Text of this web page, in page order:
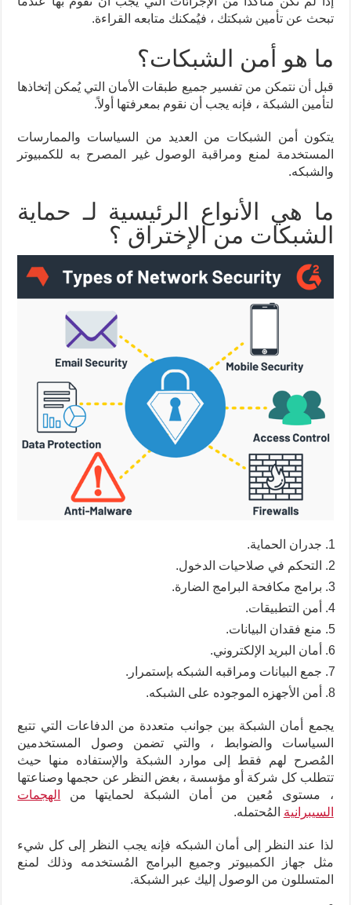
تبحث عن تأمين شبكتك ، فيُمكنك متابعه القراءة.
ما هو أمن الشبكات؟
قبل أن نتمكن من تفسير جميع طبقات الأمان التي يُمكن إتخاذها
لتأمين الشبكة ، فإنه يجب أن نقوم بمعرفتها أولاً.
يتكون أمن الشبكات من العديد من السياسات والممارسات
المستخدمة لمنع ومراقبة الوصول غير المصرح به للكمبيوتر
والشبكه.
ما هي الأنواع الرئيسية لـ حماية
الشبكات من الإختراق ؟
جدران الحماية.
التحكم في صلاحيات الدخول.
برامج مكافحة البرامج الضارة.
أمن التطبيقات.
منع فقدان البيانات.
أمان البريد الإلكتروني.
جمع البيانات ومراقبه الشبكه بإستمرار.
أمن الأجهزه الموجوده على الشبكه.
يجمع أمان الشبكة بين جوانب متعددة من الدفاعات التي تتبع
السياسات والضوابط ، والتي تضمن وصول المستخدمين
المُصرح لهم فقط إلى موارد الشبكة والإستفاده منها حيث
تتطلب كل شركة أو مؤسسة ، بغض النظر عن حجمها وصناعتها
، مستوى مُعين من أمان الشبكة لحمايتها من
الهجمات
السيبرانيةالمُحتمله.
لذا عند النظر إلى أمان الشبكه فإنه يجب النظر إلى كل شيء
مثل جهاز الكمبيوتر وجميع البرامج المُستخدمه وذلك لمنع
المتسللون من الوصول إليك عبر الشبكة.